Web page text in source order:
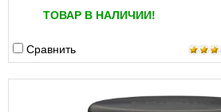
ТОВАР В НАЛИЧИИ!
Сравнить